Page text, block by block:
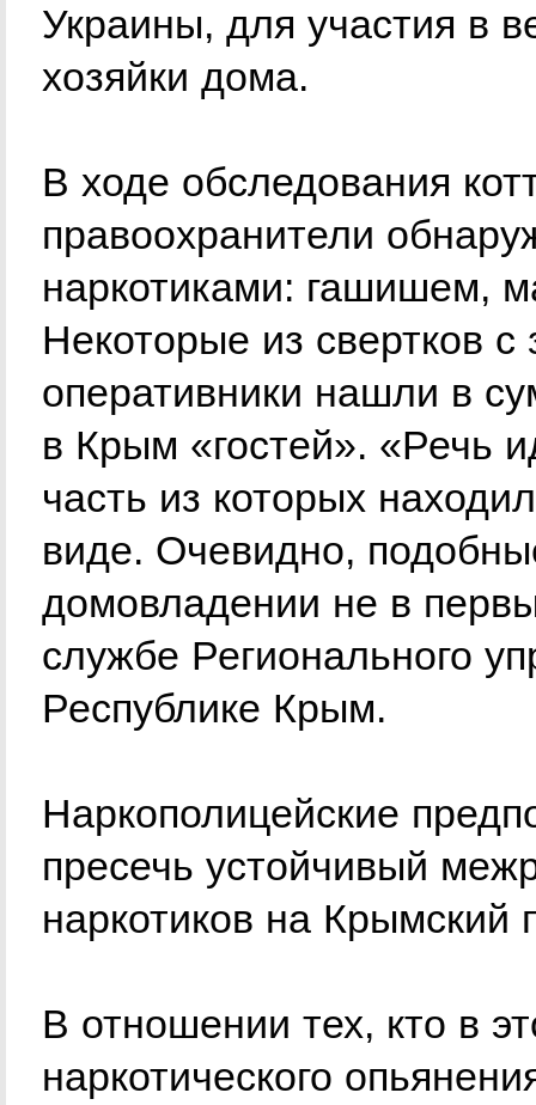
Украины, для участия в
хозяйки дома.
В ходе обследования
правоохранители
наркотиками: гашишем,
Некоторые из свертков
оперативники нашли в
в Крым «гостей». «Речь
часть из которых
виде. Очевидно,
домовладении не в
службе Регионального
Республике Крым.
Наркополицейские
пресечь устойчивый
наркотиков на Крымский
В отношении тех, кто в
наркотического